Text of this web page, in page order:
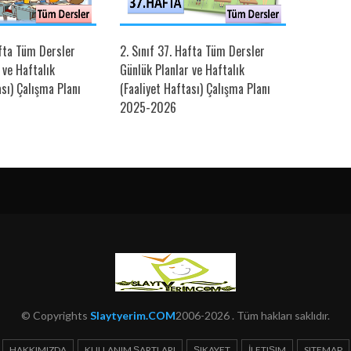
Tüm Dersler
Haftalık
Çalışma Planı
2. Sınıf 37. Hafta Tüm Dersler
Günlük Planlar ve Haftalık
(Faaliyet Haftası) Çalışma Planı
2025-2026
© Copyrights Slaytyerim.COM2006-2026 . Tüm hakları saklıdır.